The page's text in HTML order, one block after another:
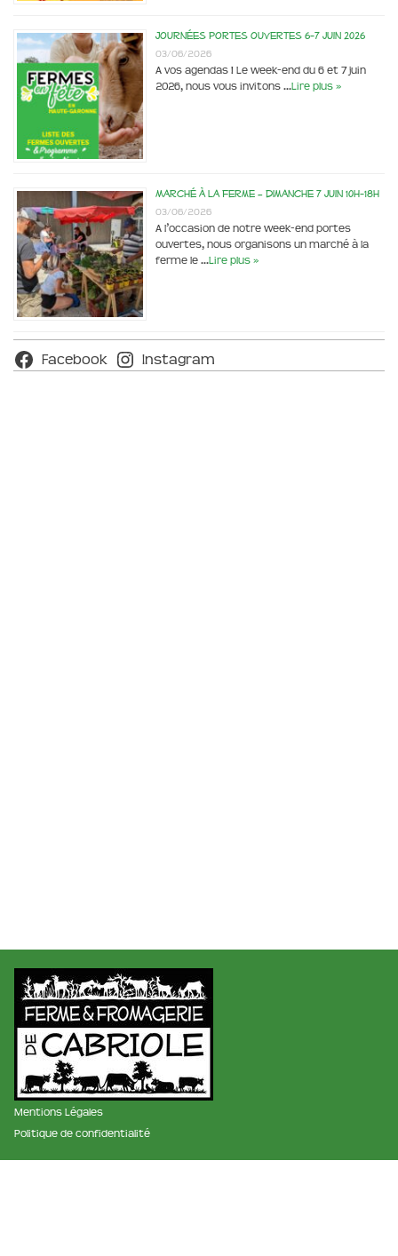
Journées portes ouvertes 6-7 juin 2026
03/06/2026
A vos agendas ! Le week-end du 6 et 7 juin
2026, nous vous invitons …Lire plus »
Marché à la ferme – dimanche 7 juin 10h-18h
03/06/2026
A l’occasion de notre week-end portes
ouvertes, nous organisons un marché à la
ferme le …Lire plus »
Facebook Instagram
Mentions Légales
Politique de confidentialité